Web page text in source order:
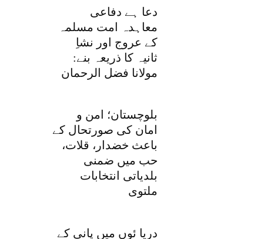
دعا ہے دفاعی
معاہدہ امت مسلمہ
کے عروج اور نشاِ
ثانیہ کا ذریعہ بنے:
مولانا فضل الرحمان
بلوچستان؛ امن و
امان کی صورتحال کے
باعث خضدار، قلات،
حب میں ضمنی
بلدیاتی انتخابات
ملتوی
دریا ئوں میں پانی کے